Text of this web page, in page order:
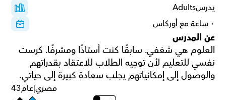
يدرسAdults
٠ ساعة مع أوركاس
عن المدرس
والوصول إلى إمكانياتهم يجلب سعادة كبيرة إلى حياتي.
43عام|مصري